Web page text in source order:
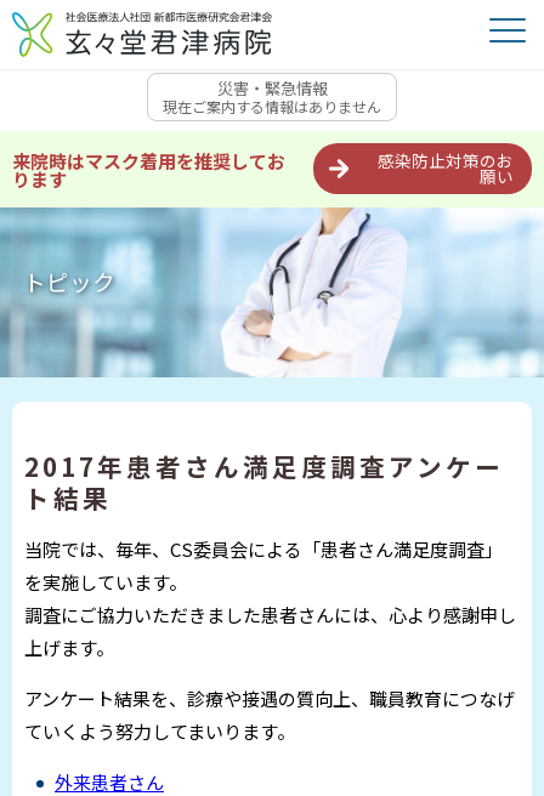
災害・緊急情報
現在ご案内する情報はありません
来院時はマスク着用を推奨してお
ります
感染防止対策のお
願い
トピック
2017年患者さん満足度調査アンケー
ト結果
当院では、毎年、CS委員会による「患者さん満足度調査」
を実施しています。
調査にご協力いただきました患者さんには、心より感謝申し
上げます。
アンケート結果を、診療や接遇の質向上、職員教育につなげ
ていくよう努力してまいります。
外来患者さん